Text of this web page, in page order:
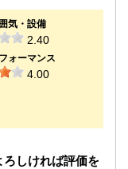
気・設備
2.40
ォーマンス
4.00
しければ評価を